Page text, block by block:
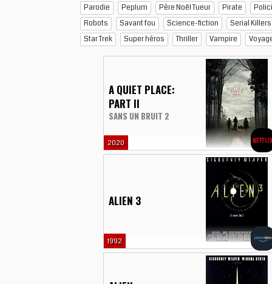
Parodie
Peplum Père Noël Tueur Pirate
Robots
Savant fou Science-fiction
Serial Killers
Star Trek
Super héros Thriller Vampire
A QUIET PLACE:
PART II
SANS UN BRUIT 2
2020
ALIEN 3
1992